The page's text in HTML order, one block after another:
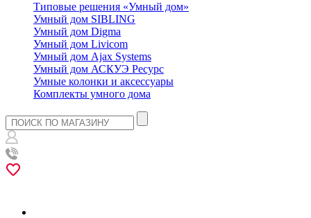
Типовые решения «Умный дом»
Умный дом SIBLING
Умный дом Digma
Умный дом Livicom
Умный дом Ajax Systems
Умный дом АСКУЭ Ресурс
Умные колонки и аксессуары
Комплекты умного дома